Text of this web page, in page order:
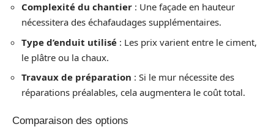
Complexité du chantier : Une façade en hauteur
nécessitera des échafaudages supplémentaires.
Type d’enduit utilisé : Les prix varient entre le ciment,
le plâtre ou la chaux.
Travaux de préparation : Si le mur nécessite des
réparations préalables, cela augmentera le coût total.
Comparaison des options